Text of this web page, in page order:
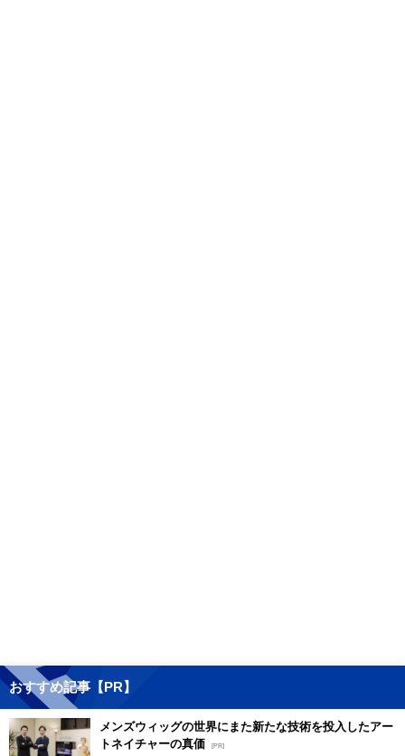
おすすめ記事【PR】
メンズウィッグの世界にまた新たな技術を投入したアー
トネイチャーの真価 [PR]